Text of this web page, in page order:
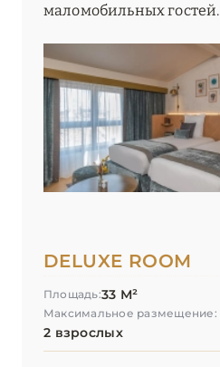
маломобильных гостей.
DELUXE ROOM
Площадь:33 М²
Максимальное размещение:
2 взрослых